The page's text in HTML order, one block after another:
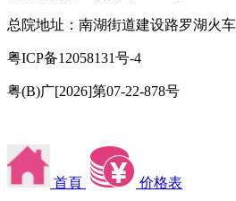
总院地址：南湖街道建设路罗湖火
粤ICP备12058131号-4
粤(B)广[2026]第07-22-878号
首頁 价格表